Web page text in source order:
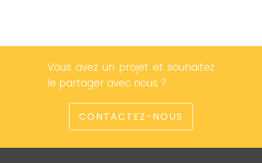
Vous avez un projet et souhaitez
le partager avec nous ?
CONTACTEZ-NOUS